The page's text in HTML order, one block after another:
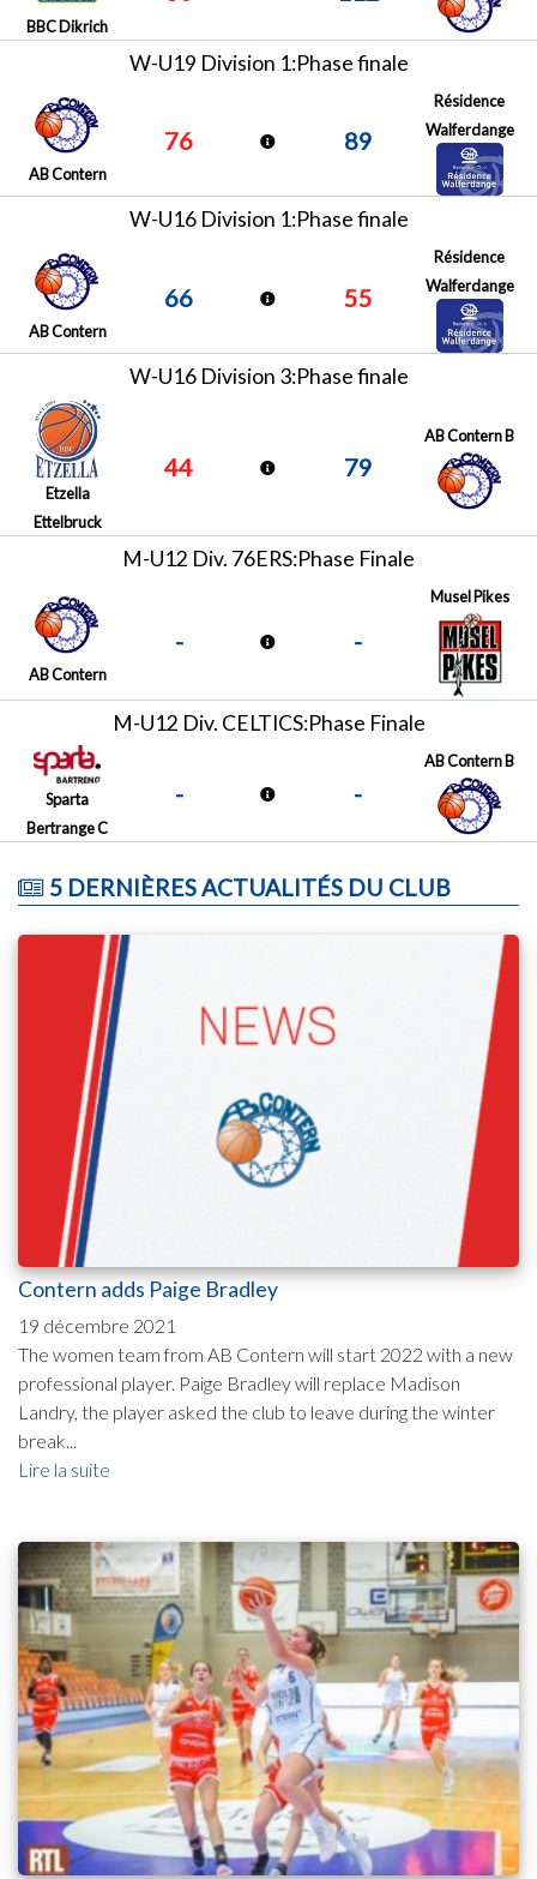
BBC Dikrich
W-U19 Division 1:Phase finale
AB Contern
76 89
Résidence
Walferdange
W-U16 Division 1:Phase finale
AB Contern
66 55
Résidence
Walferdange
W-U16 Division 3:Phase finale
Etzella
Ettelbruck
44 79
AB Contern B
M-U12 Div. 76ERS:Phase Finale
AB Contern
- -
Musel Pikes
M-U12 Div. CELTICS:Phase Finale
Sparta
Bertrange C
- -
AB Contern B
5 DERNIÈRES ACTUALITÉS DU CLUB
Contern adds Paige Bradley
19 décembre 2021
The women team from AB Contern will start 2022 with a new
professional player. Paige Bradley will replace Madison
Landry, the player asked the club to leave during the winter
break...
Lire la suite